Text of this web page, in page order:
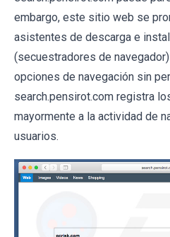
embargo, este sitio web se
asistentes de descarga e
(secuestradores de
opciones de navegación sin
search.pensirot.com registra
mayormente a la actividad de
usuarios.